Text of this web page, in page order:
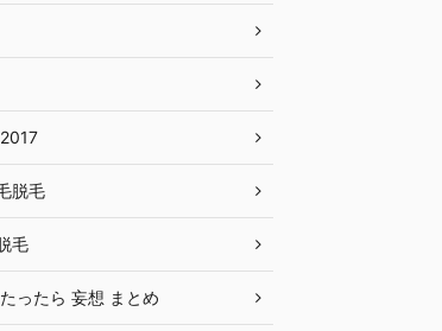
脱毛
毛
ったら 妄想 まとめ